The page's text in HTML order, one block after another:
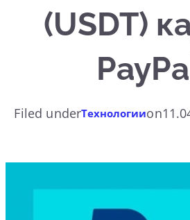
(USDT)
Filed underТехнологииon